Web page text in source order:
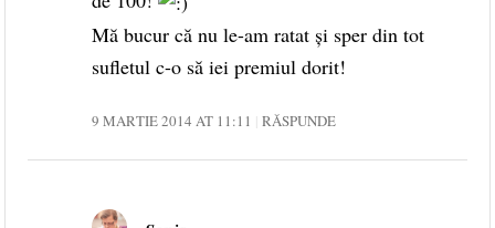
Mă bucur că nu le-am ratat şi sper din tot
sufletul c-o să iei premiul dorit!
9 MARTIE 2014 AT 11:11 RĂSPUNDE